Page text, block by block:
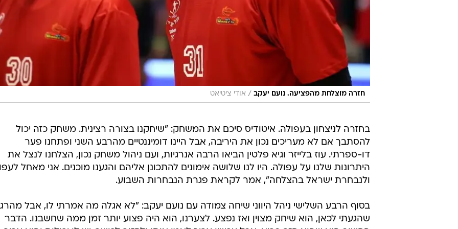
חזרה מוצלחת מהפציעה. נועם יעקב / אודי ציטיאט
בחזרה לניצחון בעפולה. איטודיס סיכם את המשחק: "שיחקנו בצורה רצינית. משחק כזה יכול
להסתבך אם לא מעריכים נכון את היריבה, אבל היינו דומיננטיים מהרבע השני ופתחנו פער
דו-ספרתי. עוז בלייזר וגיא פלטין הביאו הרבה אנרגיות, ועם ניהול משחק נכון, הצלחנו לנצל את
היתרונות שלנו על עפולה. היו לנו שלושה אימונים להתכונן אליהם והגענו מוכנים. אני מאחל
ולנבחרת ישראל בהצלחה", אמר לקראת פגרת הנבחרות השבוע.
בסוף הרבע השלישי ניהל היווני שיחה צמודה עם נועם יעקב: "לא אגלה מה אמרתי לו, אבל
שהגעתי לכאן, הוא שיחק מצוין ואז נפצע. לצערנו, הוא היה פצוע יותר זמן ממה שחשבנו. הדבר